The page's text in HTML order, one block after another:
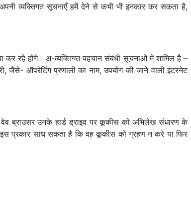
व्यक्तिगत सूचनाएँ हमें देने से कभी भी इनकार कर सकता है,
कर रहे होंगे। अ-व्यक्तिगत पहचान संबंधी सूचनाओं में शामिल है –
जैसे- ऑपरेटिंग प्रणाली का नाम, उपयोग की जाने वाली इंटरनेट
वेव ब्राउसर उनके हार्ड ड्राइव पर कूकीस को अभिलेख संधारण के
इस प्रकार साध सकता है कि वह कूकीस को ग्रहण न करे या फिर